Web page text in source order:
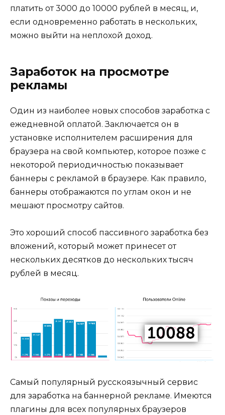
платить от 3000 до 10000 рублей в месяц, и,
если одновременно работать в нескольких,
можно выйти на неплохой доход.
Заработок на просмотре
рекламы
Один из наиболее новых способов заработка с
ежедневной оплатой. Заключается он в
установке исполнителем расширения для
браузера на свой компьютер, которое позже с
некоторой периодичностью показывает
баннеры с рекламой в браузере. Как правило,
баннеры отображаются по углам окон и не
мешают просмотру сайтов.
Это хороший способ пассивного заработка без
вложений, который может принесет от
нескольких десятков до нескольких тысяч
рублей в месяц.
Самый популярный русскоязычный сервис
для заработка на баннерной рекламе. Имеются
плагины для всех популярных браузеров